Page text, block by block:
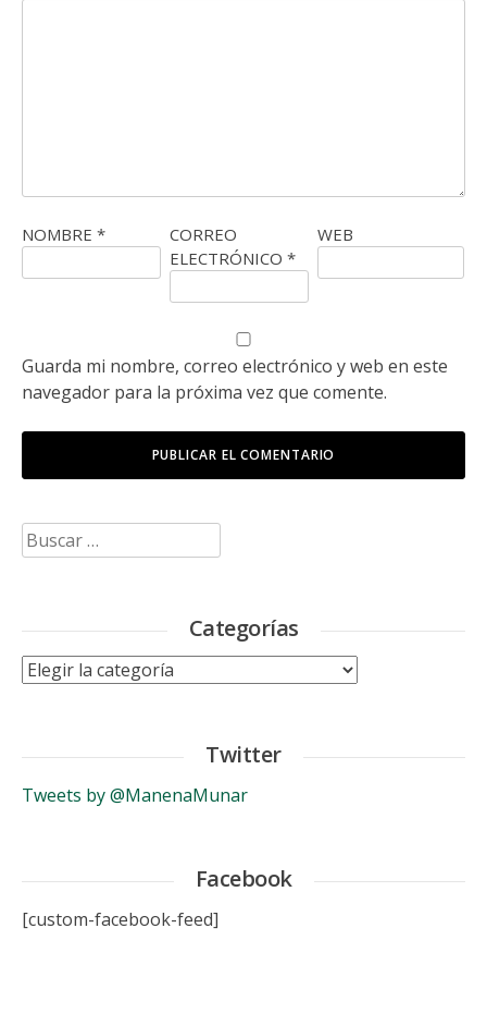
NOMBRE *
CORREO
ELECTRÓNICO *
WEB
Guarda mi nombre, correo electrónico y web en este
navegador para la próxima vez que comente.
Buscar:
Categorías
Categorías
Twitter
Tweets by @ManenaMunar
Facebook
[custom-facebook-feed]